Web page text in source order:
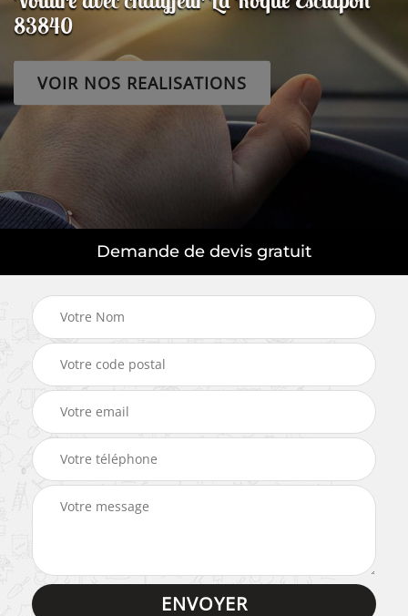
83840
VOIR NOS REALISATIONS
Demande de devis gratuit